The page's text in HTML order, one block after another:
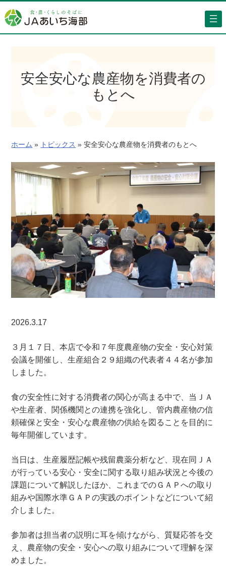
容
を
安全安心な農産物を消費者の
もとへ
ホーム » トピックス » 安全安心な農産物を消費者のもとへ
2026.3.17
３月１７日、本店で令和７年度農産物の安全・安心対策
会議を開催し、生産組合２９組織の代表者４４名が参加
しました。
食の安全性に対する消費者の関心が高まる中で、当ＪＡ
や生産者、関係機関との連携を強化し、管内農産物の信
頼確保と安全・安心な農産物の供給を図ることを目的に
毎年開催しています。
当日は、生産履歴記帳や残留農薬分析など、現在同ＪＡ
が行っている安心・安全に関する取り組み状況と今後の
課題について解説したほか、これまでのＧＡＰへの取り
組みや国際水準ＧＡＰの実践のポイントなどについて紹
介しました。
参加者は担当者の説明に耳を傾けながら、質疑応答を交
え、農産物の安全・安心への取り組みについて理解を深
めました。